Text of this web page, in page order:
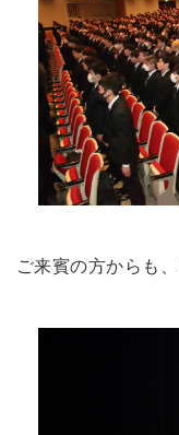
ご来賓の方からも